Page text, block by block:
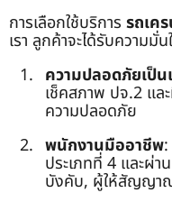
การเลือกใช้บริการ รถเค
เรา ลูกค้าจะได้รับความมั่
ความปลอดภัยเป็น
เช็คสภาพ ปจ.2 แล
ความปลอดภัย
พนักงานมืออาชีพ
ประเภทที่ 4 และผ่
บังคับ, ผู้ให้สัญญา